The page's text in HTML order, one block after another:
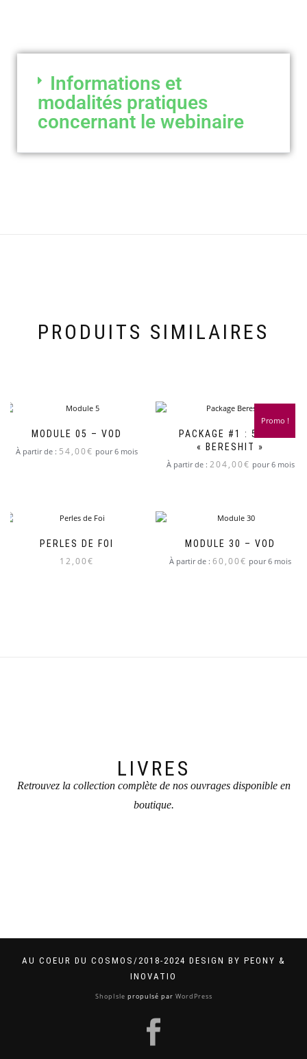
Informations et
modalités pratiques
concernant le webinaire
PRODUITS SIMILAIRES
MODULE 05 – VOD
À partir de : 54,00€ pour 6 mois
PACKAGE #1 : 5 VOD
« BERESHIT »
Promo !
À partir de : 204,00€ pour 6 mois
PERLES DE FOI
12,00€
MODULE 30 – VOD
À partir de : 60,00€ pour 6 mois
LIVRES
Retrouvez la collection complète de nos ouvrages disponible en
boutique.
AU COEUR DU COSMOS/2018-2024 DESIGN BY PEONY &
INOVATIO
ShopIsle propulsé par WordPress